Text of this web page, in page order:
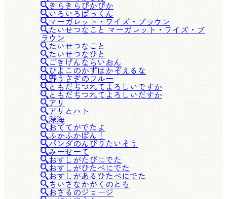
きらきらぴかぴか
いろいろぱっくん
マーガレット・ワイズ・ブラウン
たいせつなこと マーガレット・ワイズ・ブ
ラウン
たいせつなこと
たいせつなひと
ごきげんならいおん
ひよこのかずはかぞえるな
野うさぎのフルー
ともだちつれてよろしいですか
ともだちつれてよろしいだすか
アリ
アリとハト
深海
おててがでたよ
ふかふかぽん！
パンダのんびりたいそう
みーせーて
おすしがたびにでた
おすしがひたべにでた
おすしがあるひたべにでた
ちいさなかがくのとも
おさるのジョージ